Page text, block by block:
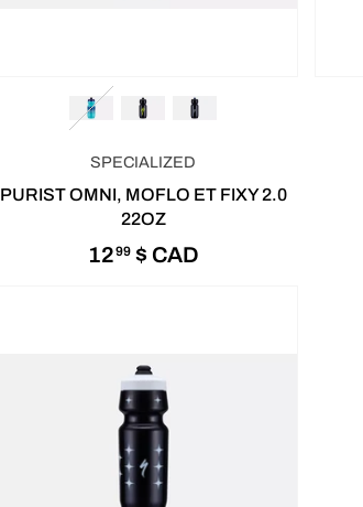
SPECIALIZED
PURIST OMNI, MOFLO ET FIXY 2.0
22OZ
1299$ CAD